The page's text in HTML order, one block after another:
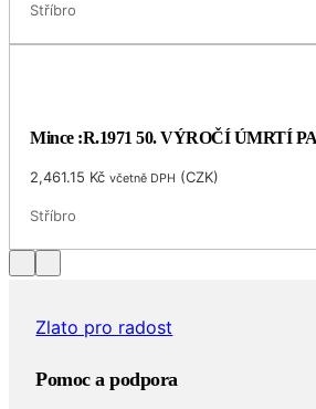
Stříbro
Mince :R.1971 50. VÝROČÍ ÚMRTÍ
2,461.15 Kč včetně DPH (CZK)
Stříbro
Zlato pro radost
Pomoc a podpora